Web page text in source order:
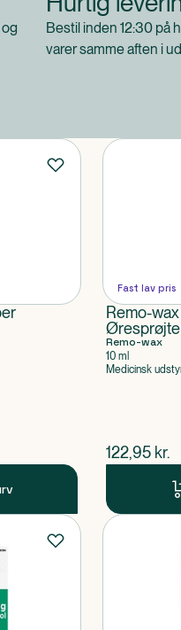
Bestil inden 12:30 på
varer samme aften i
Fast lav pris
Remo-
Øresprøjte
Remo-wax
10 ml
Medicinsk
$
122,95 kr.